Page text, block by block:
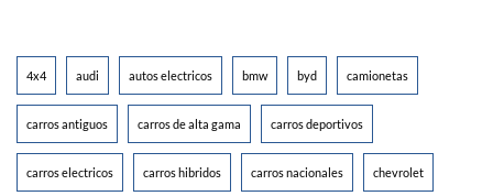
4x4 audi autos electricos bmw byd camionetas
carros antiguos carros de alta gama carros deportivos
carros electricos carros hibridos carros nacionales chevrolet